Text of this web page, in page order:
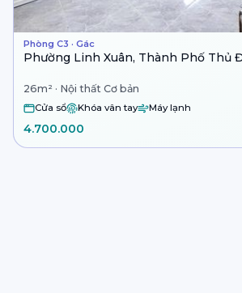
Phòng C3 · Gác
Phường Linh Xuân, Thành Phố Thủ
26m² · Nội thất Cơ bản
Cửa sổ Khóa vân tay Máy lạnh
4.700.000